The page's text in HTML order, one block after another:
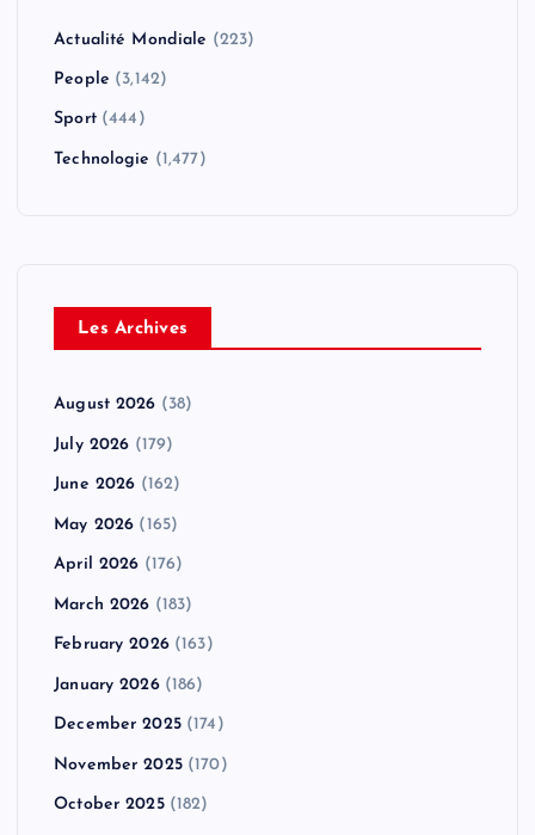
Actualité Mondiale (223)
People (3,142)
Sport(444)
Technologie (1,477)
Les Archives
August 2026 (38)
July 2026 (179)
June 2026 (162)
May 2026 (165)
April 2026 (176)
March 2026 (183)
February 2026(163)
January 2026(186)
December 2025(174)
November 2025(170)
October 2025(182)